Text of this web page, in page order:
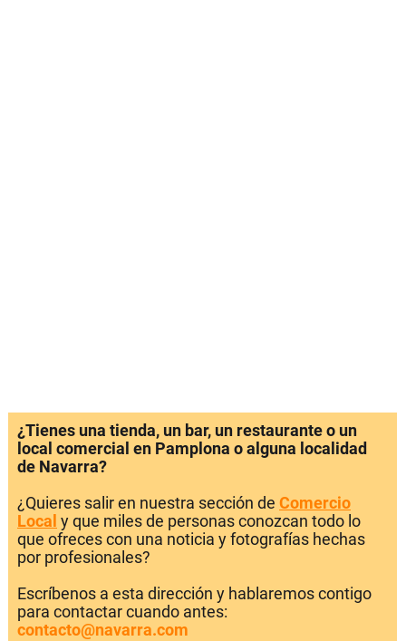
¿Tienes una tienda, un bar, un restaurante o un
local comercial en Pamplona o alguna localidad
de Navarra?
¿Quieres salir en nuestra sección de Comercio
Local y que miles de personas conozcan todo lo
que ofreces con una noticia y fotografías hechas
por profesionales?
Escríbenos a esta dirección y hablaremos contigo
para contactar cuando antes:
contacto@navarra.com